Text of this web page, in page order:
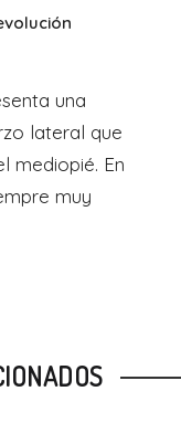
una
lateral que
mediopié. En
muy